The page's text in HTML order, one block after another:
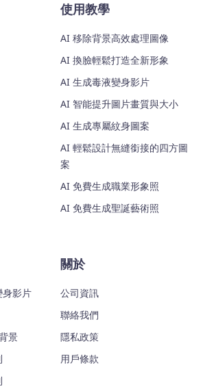
使用教學
AI 移除背景高效處理圖像
AI 換臉輕鬆打造全新形象
AI 生成毒液變身影片
AI 智能提升圖片畫質與大小
AI 生成專屬紋身圖案
AI 輕鬆設計無縫銜接的四方圖
案
AI 免費生成職業形象照
AI 免費生成聖誕藝術照
身影片
景
關於
公司資訊
聯絡我們
隱私政策
用戶條款